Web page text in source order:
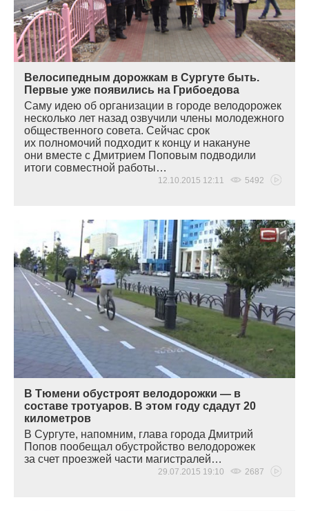
Велосипедным дорожкам в Сургуте быть.
Первые уже появились на Грибоедова
Саму идею об организации в городе велодорожек
несколько лет назад озвучили члены молодежного
общественного совета. Сейчас срок
их полномочий подходит к концу и накануне
они вместе с Дмитрием Поповым подводили
итоги совместной работы…
12.10.2015 12:11 5492
В Тюмени обустроят велодорожки — в
составе тротуаров. В этом году сдадут 20
километров
В Сургуте, напомним, глава города Дмитрий
Попов пообещал обустройство велодорожек
за счет проезжей части магистралей…
29.07.2015 19:10 2687